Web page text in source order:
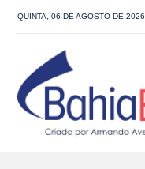
QUINTA, 06 DE AGOSTO DE 2026